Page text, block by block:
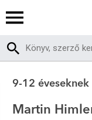
9-12 éveseknek
Martin